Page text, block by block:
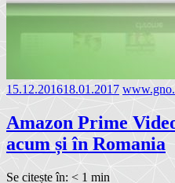
15.12.201618.01.2017
Amazon Prime
acum și în Romania
Se citește în: < 1 min